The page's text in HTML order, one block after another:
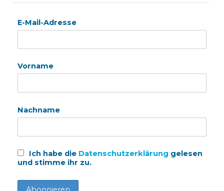
E-Mail-Adresse
Vorname
Nachname
Ich habe die Datenschutzerklärung gelesen
und stimme ihr zu.